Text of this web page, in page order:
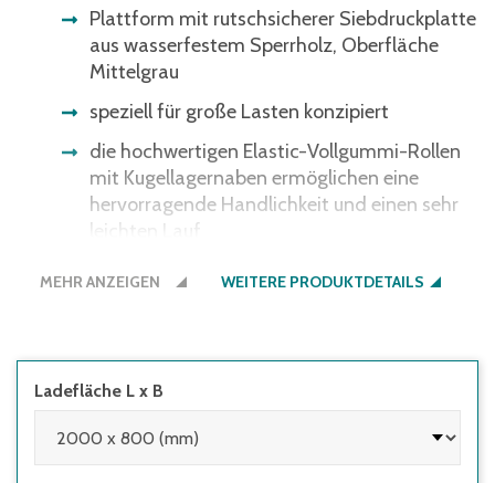
Plattform mit rutschsicherer Siebdruckplatte
aus wasserfestem Sperrholz, Oberfläche
Mittelgrau
speziell für große Lasten konzipiert
die hochwertigen Elastic-Vollgummi-Rollen
mit Kugellagernaben ermöglichen eine
hervorragende Handlichkeit und einen sehr
leichten Lauf
mit 2 Lenk- und 2 Bockrollen, Lenkrollen mit
rechteckige Ladeflächen mit rutschsicherer
Siebdruckplatte aus wasserfestem Sperrholz,
Oberfläche Mittelgrau
MEHR ANZEIGEN WEITERE PRODUKTDETAILS
Ladefläche L x B